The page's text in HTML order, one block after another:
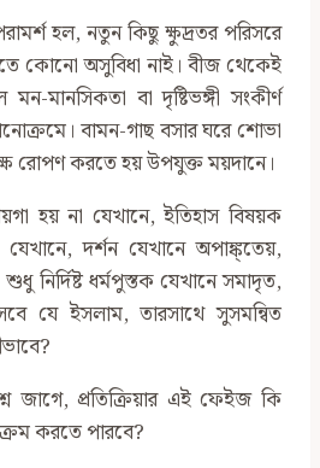
হল, নতুন কিছু ক্ষুদ্রতর পরিসরে
কোনো অসুবিধা নাই। বীজ থেকেই
মানসিকতা বা দৃষ্টিভঙ্গী সংকীর্ণ
বামন-গাছ বসার ঘরে শোভা
রোপণ করতে হয় উপযুক্ত ময়দানে।
হয় না যেখানে, ইতিহাস বিষয়ক
যেখানে, দর্শন যেখানে অপাঙ্ক্তেয়,
নির্দিষ্ট ধর্মপুস্তক যেখানে সমাদৃত,
যে ইসলাম, তারসাথে সুসমন্বিত
জাগে, প্রতিক্রিয়ার এই ফেইজ কি
করতে পারবে?